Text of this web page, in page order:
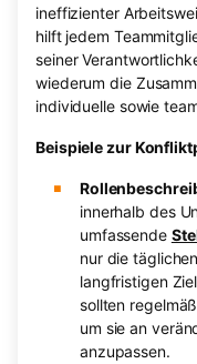
ineffizienter
hilft jedem
seiner
wiederum die
individuelle sowie
Beispiele zur
innerhalb des
umfassende
nur die
langfristigen
sollten
um sie an
anzupassen.